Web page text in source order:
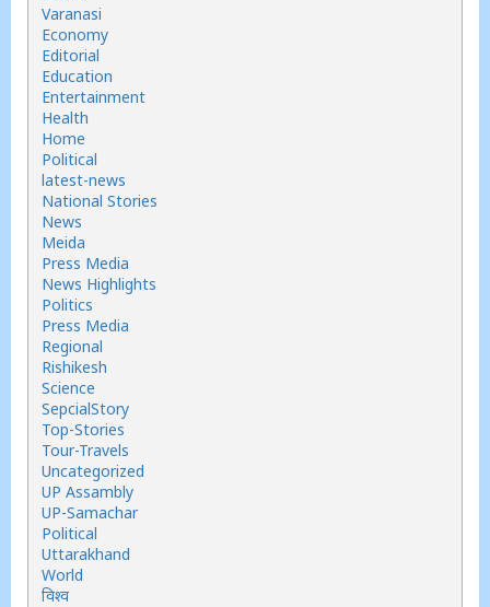
Varanasi
Economy
Editorial
Education
Entertainment
Health
Home
Political
latest-news
National Stories
News
Meida
Press Media
News Highlights
Politics
Press Media
Regional
Rishikesh
Science
SepcialStory
Top-Stories
Tour-Travels
Uncategorized
UP Assambly
UP-Samachar
Political
Uttarakhand
World
विश्व